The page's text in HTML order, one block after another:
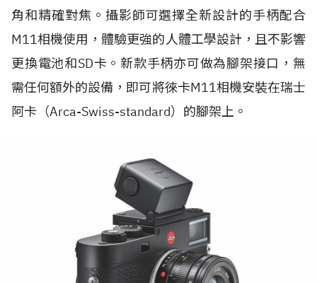
角和精確對焦。攝影師可選擇全新設計的手柄配合
M11相機使用，體驗更強的人體工學設計，且不影響
更換電池和SD卡。新款手柄亦可做為腳架接口，無
需任何額外的設備，即可將徠卡M11相機安裝在瑞士
阿卡（Arca-Swiss-standard）的腳架上。